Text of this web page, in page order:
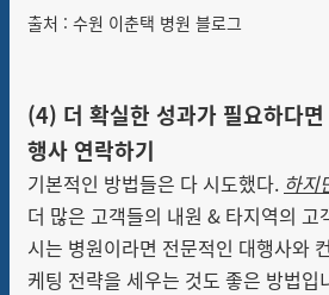
출처 : 수원 이춘택 병원 블로그
(4) 더 확실한 성과가 필요하다면
행사 연락하기
기본적인 방법들은 다 시도했다. 하지
더 많은 고객들의 내원 & 타지역의 고
시는 병원이라면 전문적인 대행사와
케팅 전략을 세우는 것도 좋은 방법입